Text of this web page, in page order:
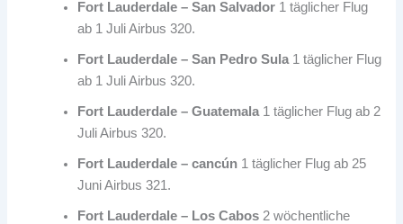
Fort Lauderdale – San Salvador 1 täglicher Flug
ab 1 Juli Airbus 320.
Fort Lauderdale – San Pedro Sula 1 täglicher Flug
ab 1 Juli Airbus 320.
Fort Lauderdale – Guatemala 1 täglicher Flug ab 2
Juli Airbus 320.
Fort Lauderdale – cancún 1 täglicher Flug ab 25
Juni Airbus 321.
Fort Lauderdale – Los Cabos 2 wöchentliche